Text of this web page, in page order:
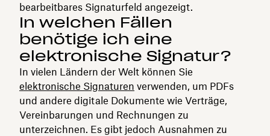
bearbeitbares Signaturfeld angezeigt.
In welchen Fällen
benötige ich eine
elektronische Signatur?
In vielen Ländern der Welt können Sie
elektronische Signaturen verwenden, um PDFs
und andere digitale Dokumente wie Verträge,
Vereinbarungen und Rechnungen zu
unterzeichnen. Es gibt jedoch Ausnahmen zu